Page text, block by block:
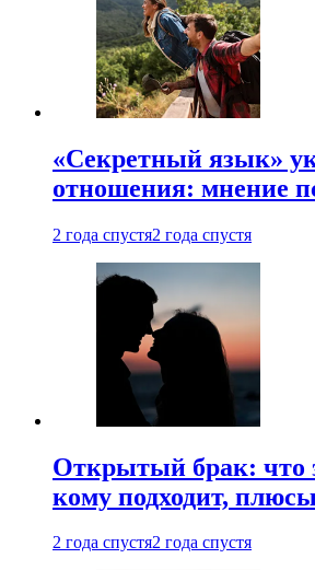
«Секретный язык»
отношения: мнение
2 года спустя2 года спустя
Открытый брак: что
кому подходит,
2 года спустя2 года спустя